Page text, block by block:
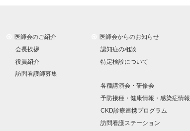
医師会のご紹介
会長挨拶
役員紹介
訪問看護師募集
医師会からのお知らせ
認知症の相談
特定検診について
各種講演会・研修会
予防接種・健康情報・感染症情報
CKD診療連携プログラム
訪問看護ステーション